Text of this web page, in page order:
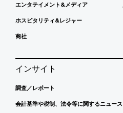
エンタテイメント&メディア
ホスピタリティ&レジャー
商社
インサイト
調査／レポート
会計基準や税制、法令等に関するニュース